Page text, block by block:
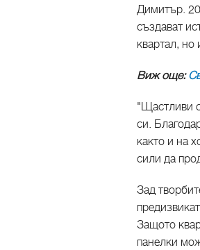
Димитър.
създават
квартал, но
Виж още:
"Щастливи
си.
както и на
сили да
Зад
Защото
панелки